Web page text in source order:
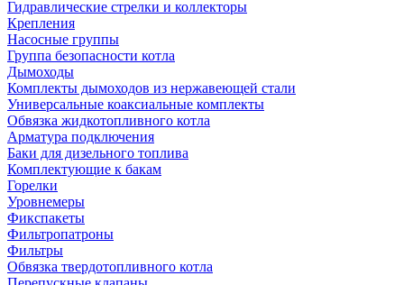
Гидравлические стрелки и коллекторы
Крепления
Насосные группы
Группа безопасности котла
Дымоходы
Комплекты дымоходов из нержавеющей стали
Универсальные коаксиальные комплекты
Обвязка жидкотопливного котла
Арматура подключения
Баки для дизельного топлива
Комплектующие к бакам
Горелки
Уровнемеры
Фикспакеты
Фильтропатроны
Фильтры
Обвязка твердотопливного котла